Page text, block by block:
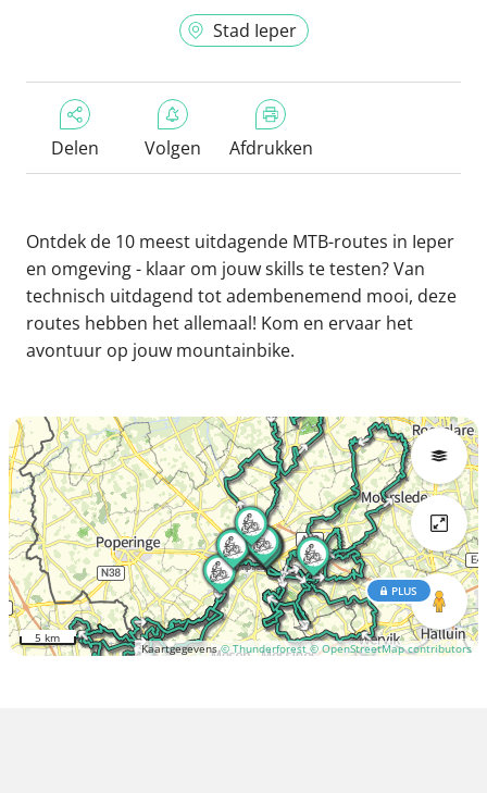
Stad Ieper
Delen Volgen Afdrukken
Ontdek de 10 meest uitdagende MTB-routes in Ieper
en omgeving - klaar om jouw skills te testen? Van
technisch uitdagend tot adembenemend mooi, deze
routes hebben het allemaal! Kom en ervaar het
avontuur op jouw mountainbike.
Kaartgegevens© Thunderforest © OpenStreetMap contributors
PLUS
5 km